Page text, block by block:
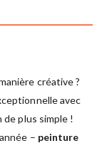
créative ?
avec
de plus simple !
– peinture